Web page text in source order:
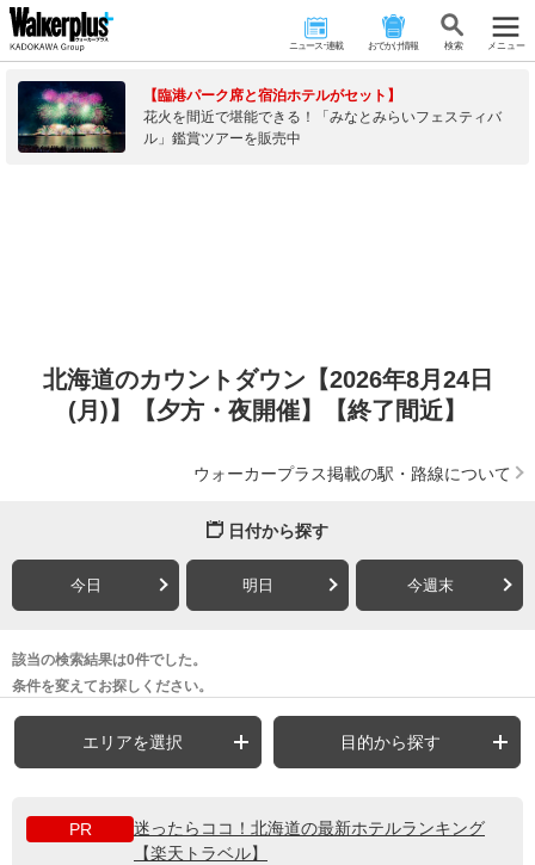
ニュース･連載 おでかけ情報 検 索 メニュー
【臨港パーク席と宿泊ホテルがセット】
花火を間近で堪能できる！「みなとみらいフェスティバ
ル」鑑賞ツアーを販売中
北海道のカウントダウン【2026年8月24日
(月)】【夕方・夜開催】【終了間近】
ウォーカープラス掲載の駅・路線について
日付から探す
今日 明日 今週末
該当の検索結果は0件でした。
条件を変えてお探しください。
エリアを選択 目的から探す
PR
迷ったらココ！北海道の最新ホテルランキング
【楽天トラベル】